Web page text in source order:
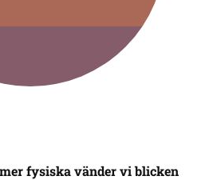
fysiska vänder vi blicken